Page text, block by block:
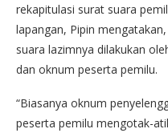
rekapitulasi surat suara
lapangan, Pipin
suara lazimnya dilakukan
dan oknum peserta pemilu.
“Biasanya oknum
peserta pemilu mengotak-